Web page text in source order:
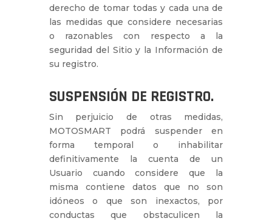
derecho de tomar todas y cada una de
las medidas que considere necesarias
o razonables con respecto a la
seguridad del Sitio y la Información de
su registro.
SUSPENSIÓN DE REGISTRO.
Sin perjuicio de otras medidas,
MOTOSMART podrá suspender en
forma temporal o inhabilitar
definitivamente la cuenta de un
Usuario cuando considere que la
misma contiene datos que no son
idóneos o que son inexactos, por
conductas que obstaculicen la